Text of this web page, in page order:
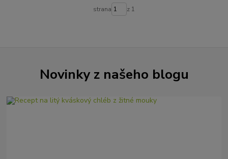
strana z 1
Novinky z našeho blogu